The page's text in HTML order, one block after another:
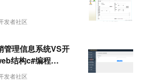
发者社区
发者社区
理信息系统VS开
结构c#编程